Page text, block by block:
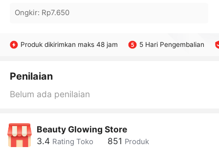
Ongkir: Rp7.650
Produk dikirimkan maks 48 jam 5 Hari Pengembalian
Penilaian
Belum ada penilaian
Beauty Glowing Store
3.4 Rating Toko 851 Produk